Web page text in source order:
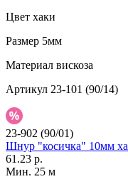
Цвет хаки
Размер 5мм
Материал вискоза
Артикул 23-101 (90/14)
23-902 (90/01)
Шнур "косичка" 10мм
61.23 р.
Мин. 25 м